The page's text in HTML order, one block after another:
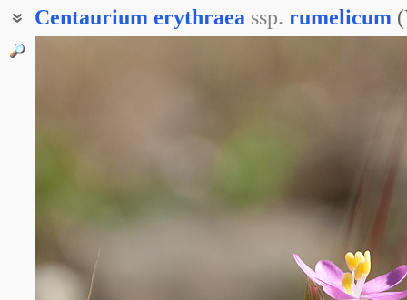
Centaurium erythraea ssp. rumelicum